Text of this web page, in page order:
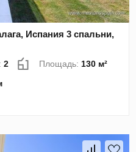
Испания 3 спальни,
2 Площадь: 130 м²